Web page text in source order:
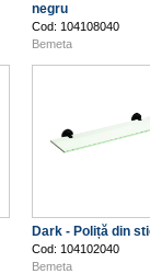
negru
Cod: 104108040
Bemeta
Dark - Poliță din
Cod: 104102040
Bemeta